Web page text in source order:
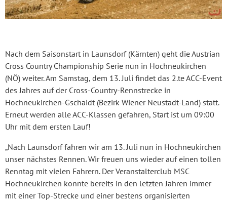
Nach dem Saisonstart in Launsdorf (Kärnten) geht die Austrian
Cross Country Championship Serie nun in Hochneukirchen
(NÖ) weiter. Am Samstag, dem 13. Juli findet das 2.te ACC-Event
des Jahres auf der Cross-Country-Rennstrecke in
Hochneukirchen-Gschaidt (Bezirk Wiener Neustadt-Land) statt.
Erneut werden alle ACC-Klassen gefahren, Start ist um 09:00
Uhr mit dem ersten Lauf!
„Nach Launsdorf fahren wir am 13. Juli nun in Hochneukirchen
unser nächstes Rennen. Wir freuen uns wieder auf einen tollen
Renntag mit vielen Fahrern. Der Veranstalterclub MSC
Hochneukirchen konnte bereits in den letzten Jahren immer
mit einer Top-Strecke und einer bestens organisierten